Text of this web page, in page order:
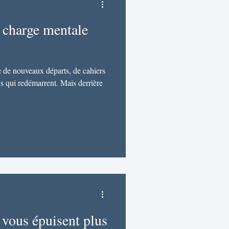
mentale
nouveaux départs, de cahiers
qui redémarrent. Mais derrière
épuisent plus